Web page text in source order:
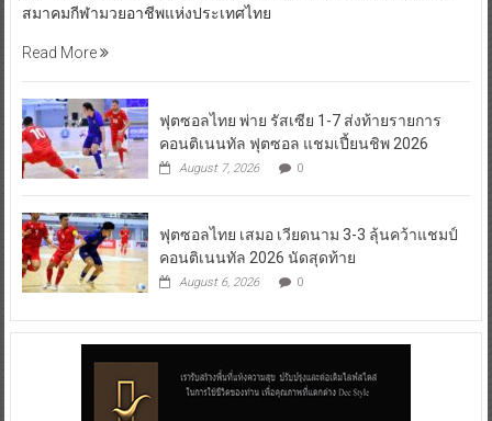
สมาคมกีฬามวยอาชีพแห่งประเทศไทย
Read More
ฟุตซอลไทย พ่าย รัสเซีย 1-7 ส่งท้ายรายการ
คอนติเนนทัล ฟุตซอล แชมเปี้ยนชิพ 2026
August 7, 2026 0
ฟุตซอลไทย เสมอ เวียดนาม 3-3 ลุ้นคว้าแชมป์
คอนติเนนทัล 2026 นัดสุดท้าย
August 6, 2026 0